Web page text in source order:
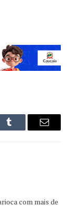
Tumblr Email
com mais de